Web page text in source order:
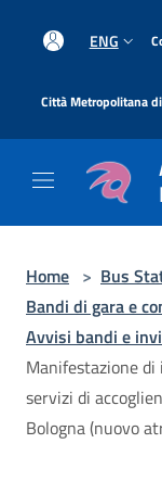
ENG
Città Metropolitana
Home > Bus
Bandi di gara e
Avvisi bandi e
Manifestazione
servizi di
Bologna (nuovo